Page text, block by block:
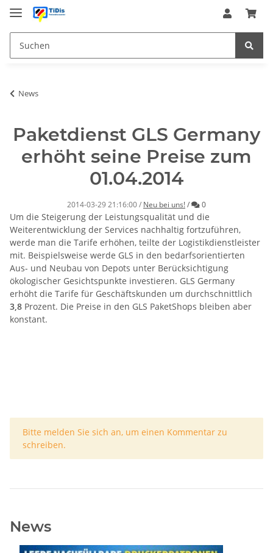
News
Paketdienst GLS Germany
erhöht seine Preise zum
01.04.2014
2014-03-29 21:16:00/ Neu bei uns!/ Kommentare
0
Um die Steigerung der Leistungsqualität und die
Weiterentwicklung der Services nachhaltig fortzuführen,
werde man die Tarife erhöhen, teilte der Logistikdienstleister
mit. Beispielsweise werde GLS in den bedarfsorientierten
Aus- und Neubau von Depots unter Berücksichtigung
ökologischer Gesichtspunkte investieren. GLS Germany
erhöht die Tarife für Geschäftskunden um durchschnittlich
3,8 Prozent. Die Preise in den GLS PaketShops bleiben aber
konstant.
x
Bitte melden Sie sich an, um einen Kommentar zu
schreiben.
News